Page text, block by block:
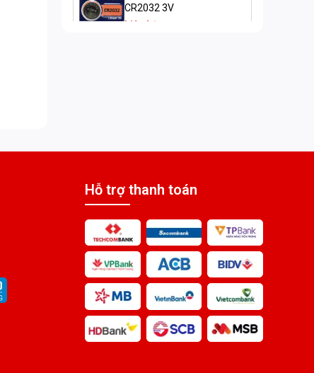
CR2032 3V
Liên hệ
Pin Đồng Xu Panasonic
Liên hệ
Pin Đồng Xu Panasonic
VL2320
Liên hệ
Pin Đồng Xu Panasonic
Hỗ trợ thanh toán